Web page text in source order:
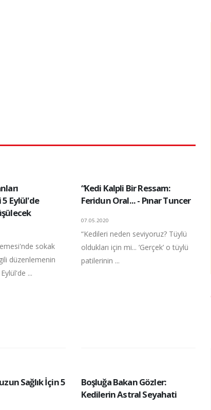
Eylül'de
sokak
düzenlemenin
...
“Kedi Kalpli Bir Ressam:
Feridun Oral... - Pınar Tuncer
07.05.2020
“Kedileri neden seviyoruz? Tüylü
oldukları için mi... ’Gerçek’ o tüylü
patilerinin ...
Sağlık İçin 5
Boşluğa Bakan Gözler:
Kedilerin Astral Seyahati